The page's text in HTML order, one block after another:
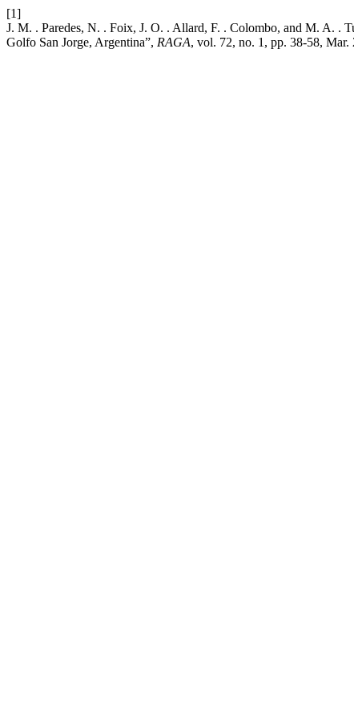
[1]
J. M. . Paredes, N. . Foix, J. O. . Allard, F. . Colombo, and M. A. .
Golfo San Jorge, Argentina”, RAGA, vol. 72, no. 1, pp. 38-58, Mar.